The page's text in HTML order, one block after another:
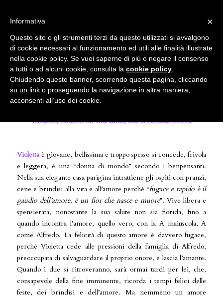
Maria Callas è Violetta, La Traviata
“Libiamo, libiamo ne’ lieti calici, che la bellezza infiora”
Violettaè giovane, bellissima e troppo spesso si concede, frivola
e leggera, è una “donna di mondo” secondo i benpensanti.
Nella sua elegante casa parigina intrattiene gli ospiti con pranzi,
cene e brindisi alla vita e all’amore perché “fugace e rapido è il
gaudio dell’amore, è un fior che nasce e muore”. Vive libera e
spensierata, nonostante la sua salute non sia florida, fino a
quando incontra l’amore, quello vero, con la A maiuscola, A
come Alfredo. La felicità di questo amore è davvero fugace,
perché Violetta cede alle pressioni della famiglia di Alfredo,
preoccupata di salvaguardare il proprio onore, e lascia l’amante.
Quando i due si ritroveranno, sarà ormai tardi per lei, che,
consapevole della fine imminente, ricorda i tempi felici delle
feste, dei brindisi e dell’amore. Ma nemmeno un amore
accetta l'uso dei cookies previsto nella pagina dedicata.
Fai clic per abilitare/disabilitare il tracciamento di
Google Analytics.
OK Privacy e cookie policy
×
Informativa
Questo sito o gli strumenti terzi da questo utilizzati si avvalgono
di cookie necessari al funzionamento ed utili alle finalità illustrate
nella cookie policy. Se vuoi saperne di più o negare il consenso
a tutti o ad alcuni cookie, consulta la cookie policy
Chiudendo questo banner, scorrendo questa pagina, cliccando
su un link o proseguendo la navigazione in altra maniera,
acconsenti all’uso dei cookie.